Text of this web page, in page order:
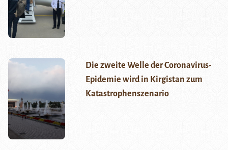
Die zweite Welle der Coronavirus-
Epidemie wird in Kirgistan zum
Katastrophenszenario